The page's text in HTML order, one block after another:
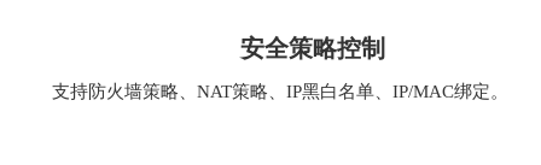
安全策略控制
支持防火墙策略、NAT策略、IP黑白名单、IP/MAC绑定。